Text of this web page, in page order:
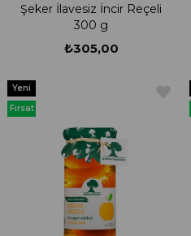
Şeker İlavesiz İncir Reçeli
300 g
₺305,00
Yeni
Ürün
Fırsat